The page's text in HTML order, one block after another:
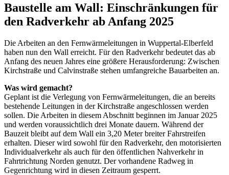
Baustelle am Wall: Einschränkungen für
den Radverkehr ab Anfang 2025
Die Arbeiten an den Fernwärmeleitungen in Wuppertal-Elberfeld
haben nun den Wall erreicht. Für den Radverkehr bedeutet das ab
Anfang des neuen Jahres eine größere Herausforderung: Zwischen
Kirchstraße und Calvinstraße stehen umfangreiche Bauarbeiten an.
Was wird gemacht?
Geplant ist die Verlegung von Fernwärmeleitungen, die an bereits
bestehende Leitungen in der Kirchstraße angeschlossen werden
sollen. Die Arbeiten in diesem Abschnitt beginnen im Januar 2025
und werden voraussichtlich drei Monate dauern. Während der
Bauzeit bleibt auf dem Wall ein 3,20 Meter breiter Fahrstreifen
erhalten. Dieser wird sowohl für den Radverkehr, den motorisierten
Individualverkehr als auch für den öffentlichen Nahverkehr in
Fahrtrichtung Norden genutzt. Der vorhandene Radweg in
Gegenrichtung wird in diesen Zeitraum gesperrt.